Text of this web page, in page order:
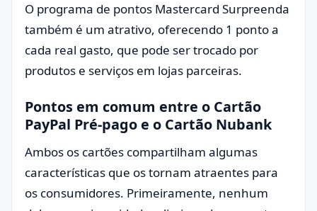
O programa de pontos Mastercard Surpreenda
também é um atrativo, oferecendo 1 ponto a
cada real gasto, que pode ser trocado por
produtos e serviços em lojas parceiras.
Pontos em comum entre o Cartão
PayPal Pré-pago e o Cartão Nubank
Ambos os cartões compartilham algumas
características que os tornam atraentes para
os consumidores. Primeiramente, nenhum